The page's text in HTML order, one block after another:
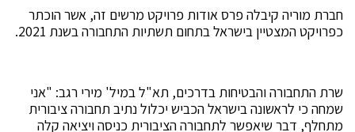
חברת מוריה קיבלה פרס אודות פרויקט מרשים זה, אשר הוכתר
כפרויקט המצטיין בישראל בתחום תשתיות התחבורה בשנת 2021.
שרת התחבורה והבטיחות בדרכים, תא"ל במיל' מירי רגב: "אני
שמחה כי לראשונה בישראל הכביש יכלול נתיב תחבורה ציבורית
מתחלף, דבר שיאפשר לתחבורה הציבורית כניסה ויציאה קלה